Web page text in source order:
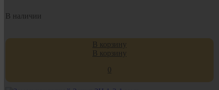
В наличии
В корзину
В корзину
0